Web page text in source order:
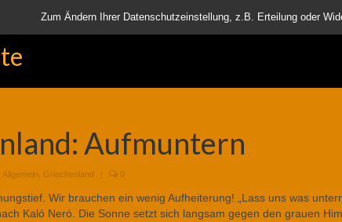
Über uns Unsere Rappelkiste Länder
Aufmuntern
Allgemein Griechenland | 0
Wir brauchen ein wenig Aufheiterung! „Lass uns was
Kaló Neró. Die Sonne setzt sich langsam gegen den grauen
Zum Ändern Ihrer Datenschutzeinstellung, z.B. Erteilung oder